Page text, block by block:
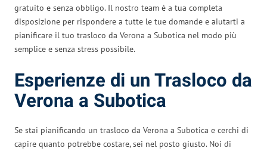
gratuito e senza obbligo. Il nostro team è a tua completa
disposizione per rispondere a tutte le tue domande e aiutarti a
pianificare il tuo trasloco da Verona a Subotica nel modo più
semplice e senza stress possibile.
Esperienze di un Trasloco da
Verona a Subotica
Se stai pianificando un trasloco da Verona a Subotica e cerchi di
capire quanto potrebbe costare, sei nel posto giusto. Noi di